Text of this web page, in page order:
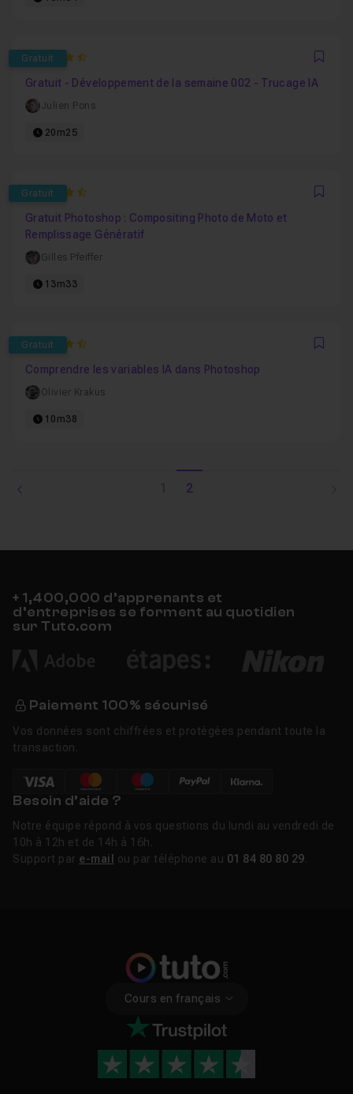
Gratuit
4.8
Gratuit - Développement de la semaine 002 - Trucage IA
Julien Pons
20m25
Gratuit
4.75
Gratuit Photoshop : Compositing Photo de Moto et
Remplissage Génératif
Gilles Pfeiffer
13m33
Gratuit
4.8333333333333
Comprendre les variables IA dans Photoshop
Olivier Krakus
10m38
2
+ 1,400,000 d’apprenants et
d’entreprises se forment au quotidien
sur Tuto.com
Paiement 100% sécurisé
Vos données sont chiffrées et protégées pendant toute la
transaction.
Besoin d’aide ?
Notre équipe répond à vos questions du lundi au vendredi de
10h à 12h et de 14h à 16h.
Support par e-mail ou par téléphone au 01 84 80 80 29
Cours en français